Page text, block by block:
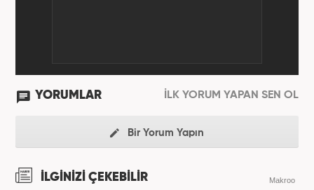
YORUMLAR İLK YORUM YAPAN SEN OL
Bir Yorum Yapın
İLGİNİZİ ÇEKEBİLİR Makroo